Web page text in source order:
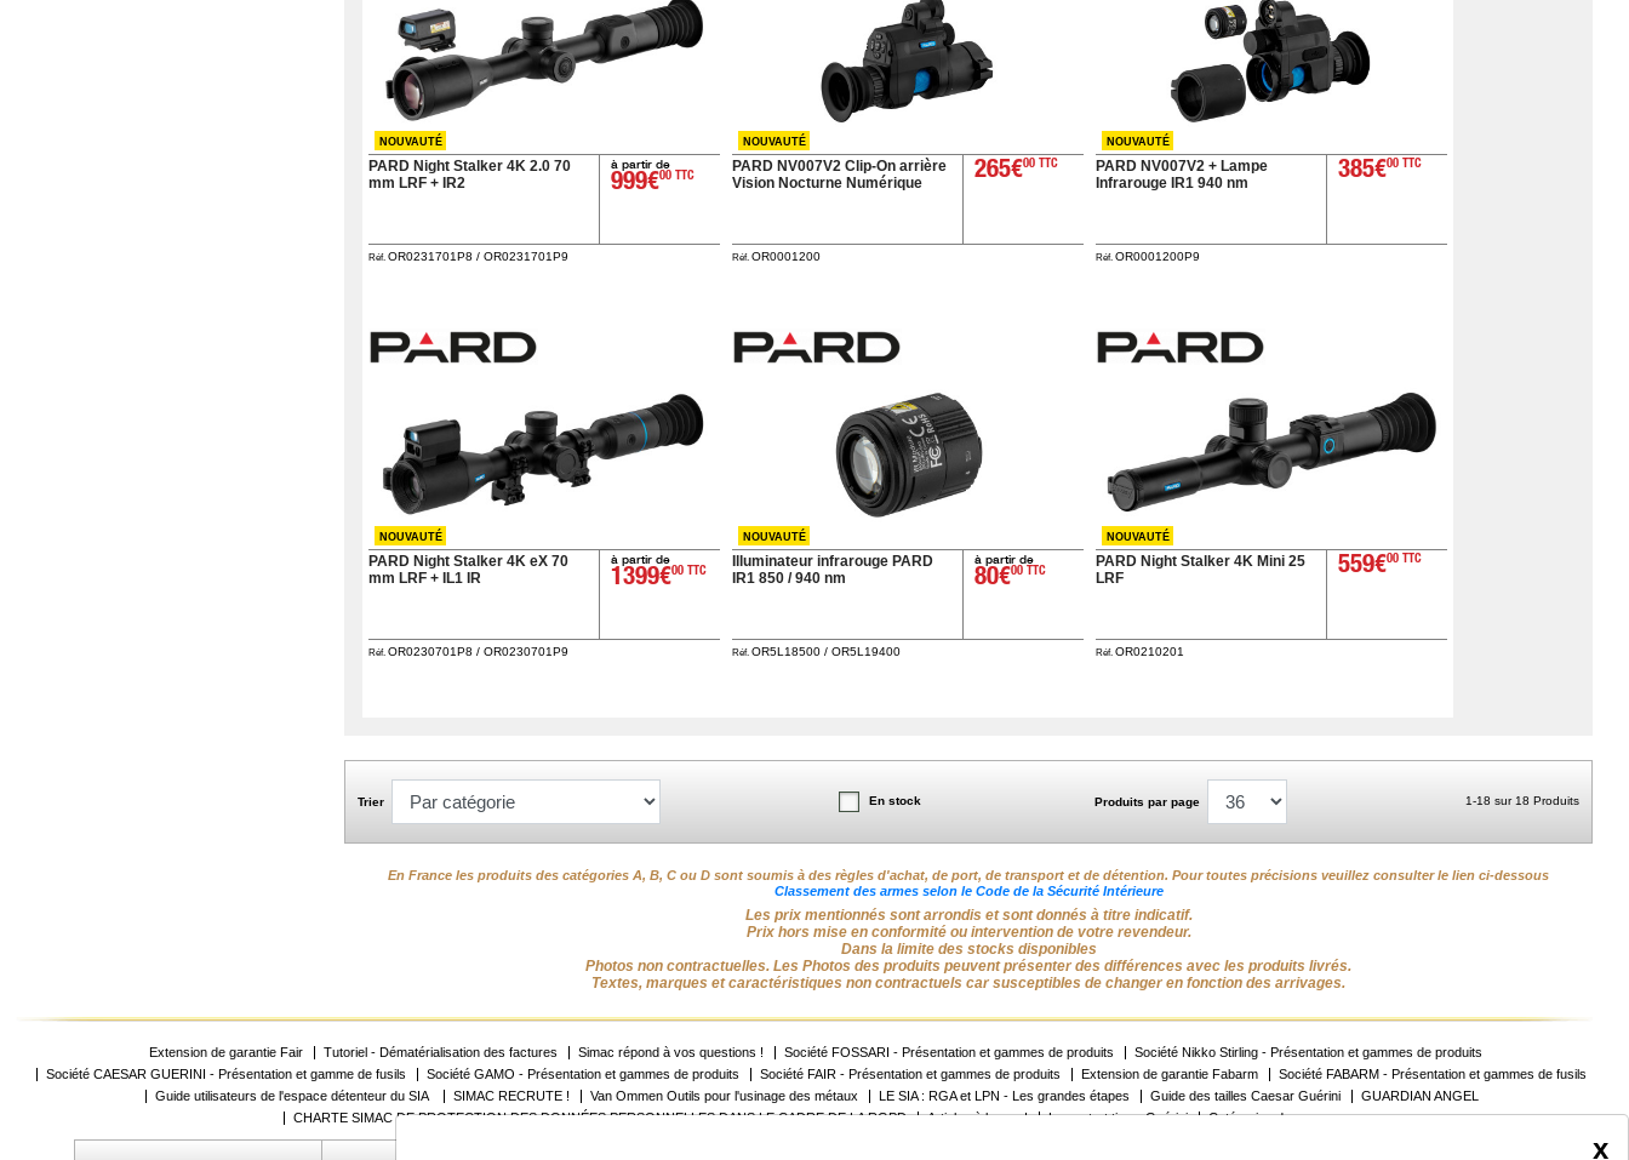
PARD Night Stalker 4K 2.0 70
mm LRF + IR2
NOUVAUTÉ
à partir de
999€00 TTC
Réf. OR0231701P8 / OR0231701P9
PARD NV007V2 Clip-On arrière
Vision Nocturne Numérique
NOUVAUTÉ
265€00 TTC
Réf. OR0001200
PARD NV007V2 + Lampe
Infrarouge IR1 940 nm
NOUVAUTÉ
385€00 TTC
Réf. OR0001200P9
PARD Night Stalker 4K eX 70
mm LRF + IL1 IR
NOUVAUTÉ
à partir de
1399€00 TTC
Réf. OR0230701P8 / OR0230701P9
Illuminateur infrarouge PARD
IR1 850 / 940 nm
NOUVAUTÉ
à partir de
80€00 TTC
Réf. OR5L18500 / OR5L19400
PARD Night Stalker 4K Mini 25
LRF
NOUVAUTÉ
559€00 TTC
Réf. OR0210201
Trier En stock Produits par page 1-18 sur 18 Produits
En France les produits des catégories A, B, C ou D sont soumis à des règles d'achat, de port, de transport et de détention. Pour toutes précisions veuillez consulter le lien ci-dessous
Classement des armes selon le Code de la Sécurité Intérieure
Les prix mentionnés sont arrondis et sont donnés à titre indicatif.
Prix hors mise en conformité ou intervention de votre revendeur.
Dans la limite des stocks disponibles
Photos non contractuelles. Les Photos des produits peuvent présenter des différences avec les produits livrés.
Textes, marques et caractéristiques non contractuels car susceptibles de changer en fonction des arrivages.
Extension de garantie Fair Tutoriel - Dématérialisation des factures Simac répond à vos questions ! Société FOSSARI - Présentation et gammes de produits
Société Nikko Stirling - Présentation et gammes de produits
Société CAESAR GUERINI - Présentation et gamme de fusils
Société GAMO - Présentation et gammes de produits Société FAIR - Présentation et gammes de produits Extension de garantie Fabarm
Société FABARM - Présentation et gammes de fusils
Guide utilisateurs de l'espace détenteur du SIA
SIMAC RECRUTE ! Van Ommen Outils pour l'usinage des métaux LE SIA : RGA et LPN - Les grandes étapes Guide des tailles Caesar Guérini
GUARDIAN ANGEL
CHARTE SIMAC DE PROTECTION DES DONNÉES PERSONNELLES DANS LE CADRE DE LA RGPD
Articles à la une ! Le contrat tireur Guérini Catégories des armes
x